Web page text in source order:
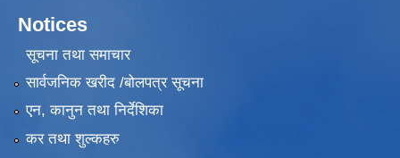
Notices
सूचना तथा समाचार
सार्वजनिक खरीद /बोलपत्र सूचना
एन, कानुन तथा निर्देशिका
कर तथा शुल्कहरु